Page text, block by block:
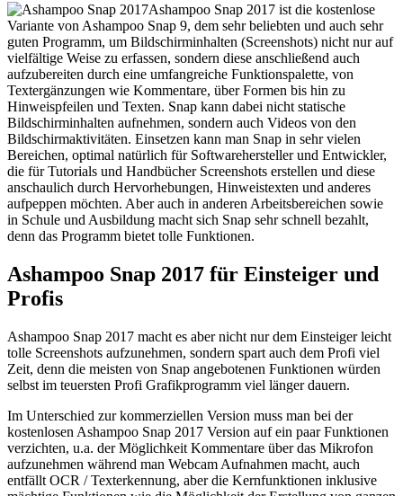
Ashampoo Snap 2017 ist die kostenlose
Variante von Ashampoo Snap 9, dem sehr beliebten und auch sehr
guten Programm, um Bildschirminhalten (Screenshots) nicht nur auf
vielfältige Weise zu erfassen, sondern diese anschließend auch
aufzubereiten durch eine umfangreiche Funktionspalette, von
Textergänzungen wie Kommentare, über Formen bis hin zu
Hinweispfeilen und Texten. Snap kann dabei nicht statische
Bildschirminhalten aufnehmen, sondern auch Videos von den
Bildschirmaktivitäten. Einsetzen kann man Snap in sehr vielen
Bereichen, optimal natürlich für Softwarehersteller und Entwickler,
die für Tutorials und Handbücher Screenshots erstellen und diese
anschaulich durch Hervorhebungen, Hinweistexten und anderes
aufpeppen möchten. Aber auch in anderen Arbeitsbereichen sowie
in Schule und Ausbildung macht sich Snap sehr schnell bezahlt,
denn das Programm bietet tolle Funktionen.
Ashampoo Snap 2017 für Einsteiger und
Profis
Ashampoo Snap 2017 macht es aber nicht nur dem Einsteiger leicht
tolle Screenshots aufzunehmen, sondern spart auch dem Profi viel
Zeit, denn die meisten von Snap angebotenen Funktionen würden
selbst im teuersten Profi Grafikprogramm viel länger dauern.
Im Unterschied zur kommerziellen Version muss man bei der
kostenlosen Ashampoo Snap 2017 Version auf ein paar Funktionen
verzichten, u.a. der Möglichkeit Kommentare über das Mikrofon
aufzunehmen während man Webcam Aufnahmen macht, auch
entfällt OCR / Texterkennung, aber die Kernfunktionen inklusive